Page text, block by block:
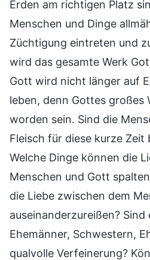
Erden am richtigen Platz
Menschen und Dinge
Züchtigung eintreten und
wird das gesamte Werk
Gott wird nicht länger auf
leben, denn Gottes großes
worden sein. Sind die
Fleisch für diese kurze Zeit
Welche Dinge können die
Menschen und Gott
die Liebe zwischen dem
auseinanderzureißen? Sind
Ehemänner, Schwestern,
qualvolle Verfeinerung?